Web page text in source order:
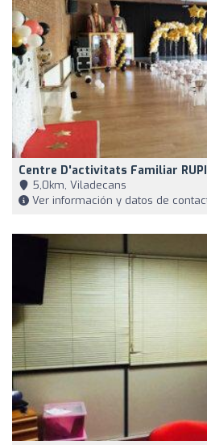
Centre D'activitats Familiar
5,0km, Viladecans
Ver información y datos de